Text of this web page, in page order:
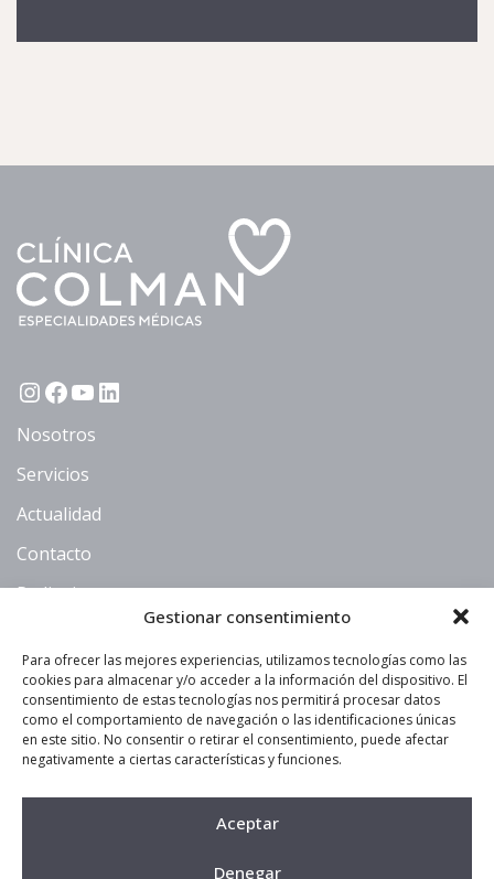
Gestionar consentimiento
Para ofrecer las mejores experiencias, utilizamos tecnologías como las
cookies para almacenar y/o acceder a la información del dispositivo. El
consentimiento de estas tecnologías nos permitirá procesar datos
como el comportamiento de navegación o las identificaciones únicas
en este sitio. No consentir o retirar el consentimiento, puede afectar
negativamente a ciertas características y funciones.
Aceptar
Denegar
Instagram
Facebook
YouTube
LinkedIn
Nosotros
Servicios
Actualidad
Contacto
Pedir cita
956 06 34 70
info@colman.es
Calle Dr. Gómez Plana 1 L.16
956 06 34 70
info@colman.es
Aviso legal